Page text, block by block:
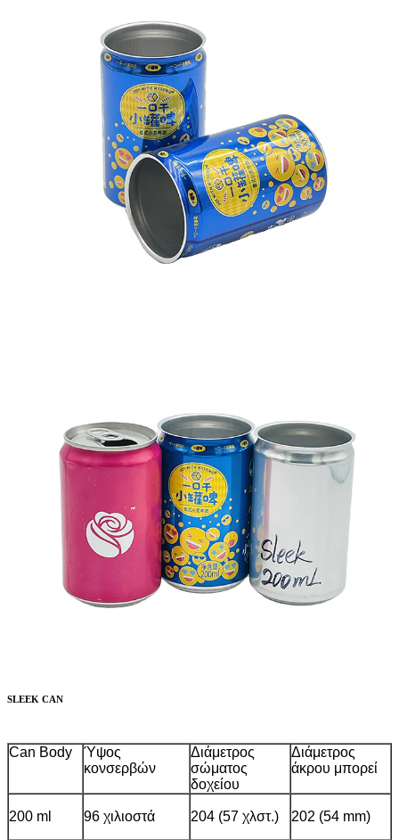
SLEEK CAN
Can Body
Ύψος
κονσερβών
Διάμετρος
σώματος
δοχείου
Διάμετρος
άκρου μπορεί
200 ml 96 χιλιοστά 204 (57 χλστ.) 202 (54 mm)